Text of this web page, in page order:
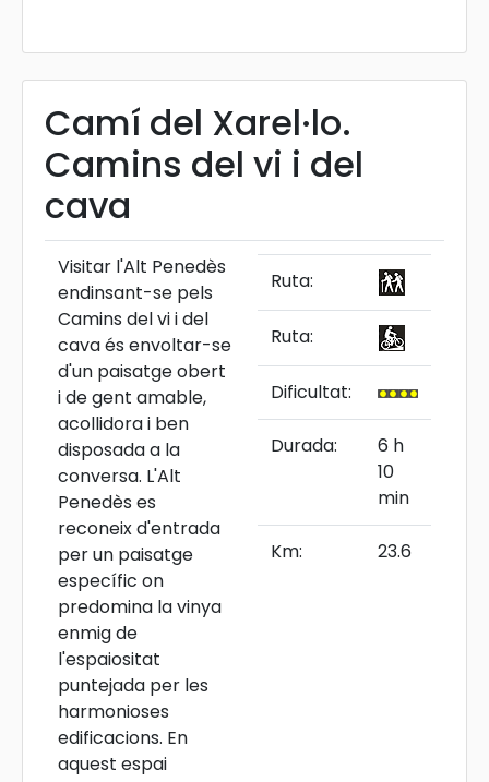
Camí del Xarel·lo.
Camins del vi i del
cava
Visitar l'Alt Penedès
endinsant-se pels
Camins del vi i del
cava és envoltar-se
d'un paisatge obert
i de gent amable,
acollidora i ben
disposada a la
conversa. L'Alt
Penedès es
reconeix d'entrada
per un paisatge
específic on
predomina la vinya
enmig de
l'espaiositat
puntejada per les
harmonioses
edificacions. En
aquest espai
Ruta:
Ruta:
Dificultat:
Durada:
6 h
10
min
Km: 23.6